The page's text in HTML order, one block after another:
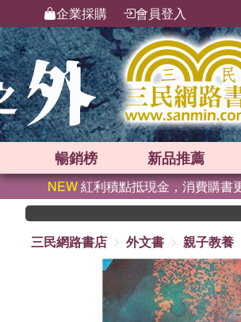
企業採購 會員登入
暢銷榜 新品推薦
NEW紅利積點抵現金，消費購書
三民網路書店
外文書 親子教養